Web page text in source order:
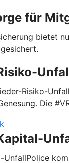
für
bietet
Risiko-
Die
UnfallPolice